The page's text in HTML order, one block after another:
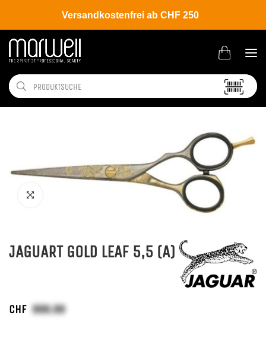
Versandkostenfrei ab CHF 250
Shop Tools Scheren Haarschere
JAGUART GOLD LEAF 5,5 (A)
CHF